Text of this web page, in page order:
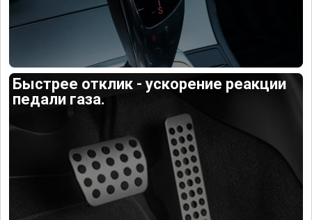
Быстрее отклик - ускорение реакции
педали газа.